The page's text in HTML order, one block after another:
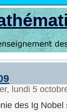
lundi 5
des Ig Nobel